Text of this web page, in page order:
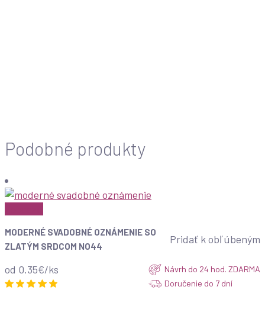
Podobné produkty
MODERNÉ SVADOBNÉ OZNÁMENIE SO
ZLATÝM SRDCOM NO44
Pridať k obľúbeným
od 0.35€/ks
Návrh do 24 hod. ZDARMA
Doručenie do 7 dní